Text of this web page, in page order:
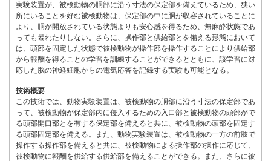
実験装置が、被検動物の胴部に沿う寸法の保定部を備えているため、狭い
所にいることを好む被検動物は、保定部の中に胴が収容されていることに
より、胴が開放されている状態よりも安心感を得るため、無麻酔状態であ
っても暴れたりしない。さらに、操作部と供給部とを備える形態において
は、頭部を固定した状態で被検動物が操作部を操作することにより供給部
から報酬を得ることの学習を訓練することができるとともに、該学習に対
応した脳の神経細胞からの電気応答を記録する実験も可能となる。
技術概要
この技術では、動物実験装置は、被検動物の胴部に沿う寸法の保定部であ
って、被検動物が保定部内に侵入するための入口部と被検動物の頭部がで
る頭部開口部とを有する保定部を備えると共に、被検動物の頭部を固定す
る頭部固定部を備える。また、動物実験装置は、被検動物の一方の前肢で
操作する操作部を備えると共に、被検動物による操作部の操作に応じて、
被検動物に報酬を供給する供給部を備えることができる。また、さらに被